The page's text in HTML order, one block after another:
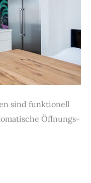
sind funktionell
Öffnungs-